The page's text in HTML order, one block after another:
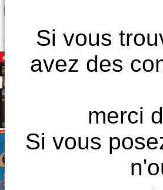
Si vous
avez des
merci
Si vous